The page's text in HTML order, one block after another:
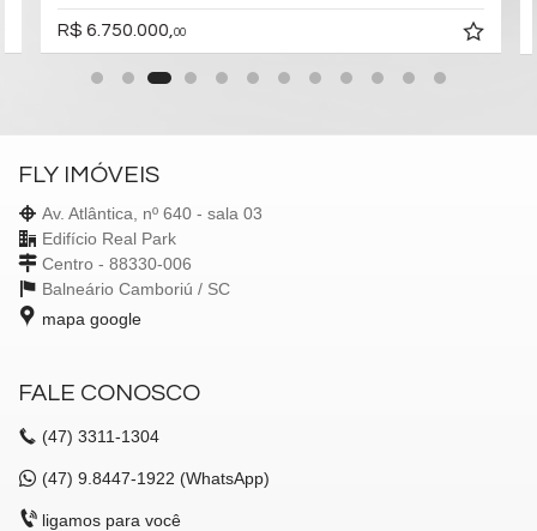
R$ 6.750.000, 00
FLY IMÓVEIS
Av. Atlântica, nº 640 - sala 03
Edifício Real Park
Centro - 88330-006
Balneário Camboriú / SC
mapa google
FALE CONOSCO
(47) 3311-1304
(47) 9.8447-1922 (WhatsApp)
ligamos para você